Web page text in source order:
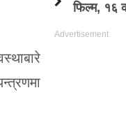
फिल्म, १६